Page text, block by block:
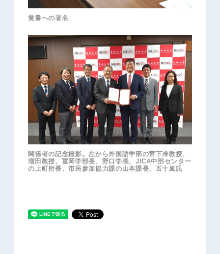
覚書への署名
関係者の記念撮影。左から外国語学部の宮下准教授、
増田教授、冨岡学部長、野口学長、JICA中部センター
の上町所長、市民参加協力課の山本課長、五十嵐氏